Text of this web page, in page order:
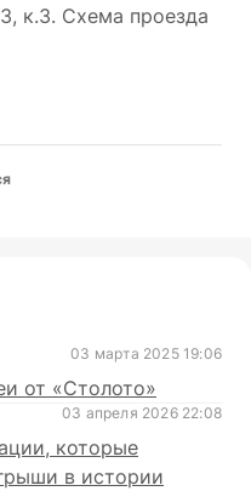
к.3. Схема проезда
03 марта 2025 19:06
от «Столото»
03 апреля 2026 22:08
которые
в истории